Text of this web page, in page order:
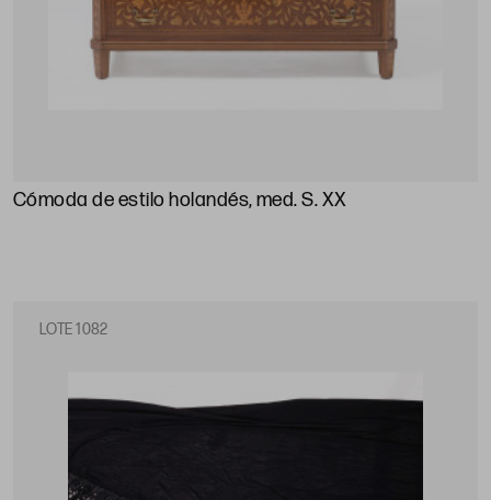
Cómoda de estilo holandés, med. S. XX
LOTE 1082